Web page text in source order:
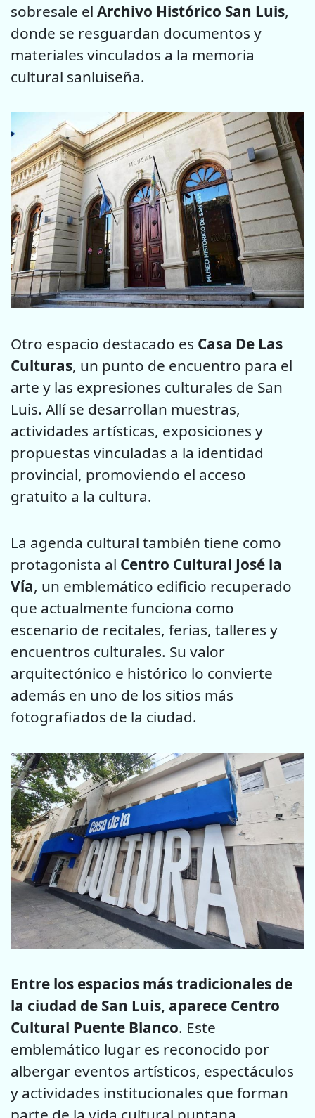
sobresale el Archivo Histórico San Luis,
donde se resguardan documentos y
materiales vinculados a la memoria
cultural sanluiseña.
Otro espacio destacado es Casa De Las
Culturas, un punto de encuentro para el
arte y las expresiones culturales de San
Luis. Allí se desarrollan muestras,
actividades artísticas, exposiciones y
propuestas vinculadas a la identidad
provincial, promoviendo el acceso
gratuito a la cultura.
La agenda cultural también tiene como
protagonista al Centro Cultural José la
Vía, un emblemático edificio recuperado
que actualmente funciona como
escenario de recitales, ferias, talleres y
encuentros culturales. Su valor
arquitectónico e histórico lo convierte
además en uno de los sitios más
fotografiados de la ciudad.
Entre los espacios más tradicionales de
la ciudad de San Luis, aparece Centro
Cultural Puente Blanco. Este
emblemático lugar es reconocido por
albergar eventos artísticos, espectáculos
y actividades institucionales que forman